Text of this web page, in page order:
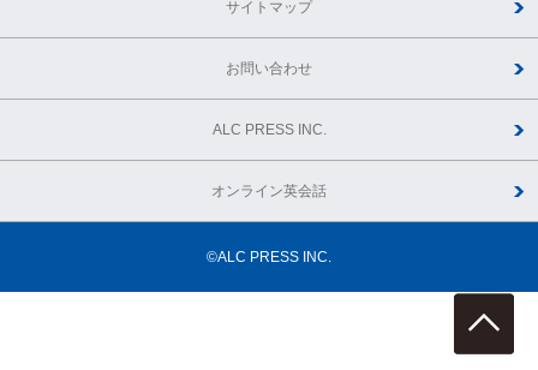
サイトマップ
お問い合わせ
ALC PRESS INC.
オンライン英会話
©ALC PRESS INC.